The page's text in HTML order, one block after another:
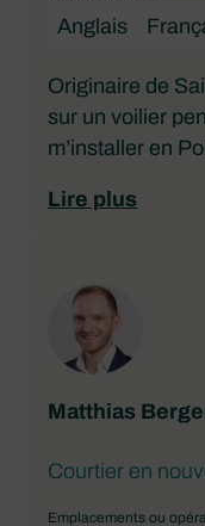
Anglais
Originaire de
sur un voilier
m’installer en
J’aime offrir les
Lire plus
Matthias
Courtier en
Emplacements ou